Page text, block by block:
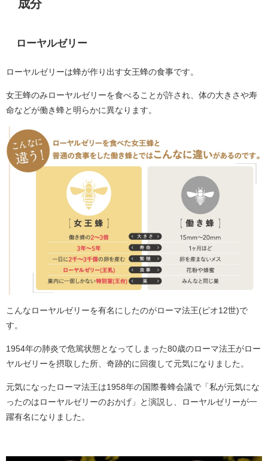
成分
ローヤルゼリー
ローヤルゼリーは蜂が作り出す女王蜂の食事です。
女王蜂のみローヤルゼリーを食べることが許され、体の大きさや寿
命などが働き蜂と明らかに異なります。
こんなローヤルゼリーを有名にしたのがローマ法王(ピオ12世)で
す。
1954年の肺炎で危篤状態となってしまった80歳のローマ法王がロー
ヤルゼリーを摂取した所、奇跡的に回復して元気になりました。
元気になったローマ法王は1958年の国際養蜂会議で「私が元気にな
ったのはローヤルゼリーのおかげ」と演説し、ローヤルゼリーが一
躍有名になりました。